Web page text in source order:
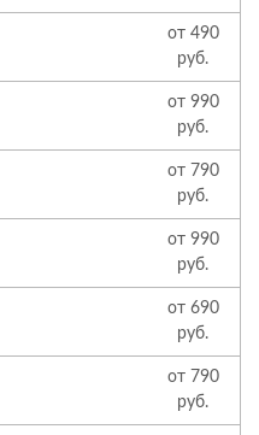
от 490
руб.
от 990
руб.
от 790
руб.
от 990
руб.
от 690
руб.
от 790
руб.